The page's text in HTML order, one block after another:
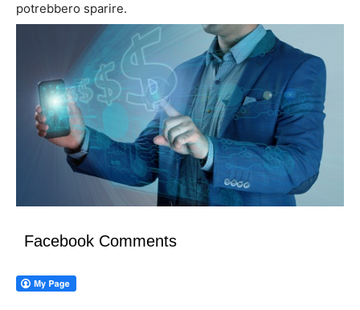
potrebbero sparire.
Facebook Comments